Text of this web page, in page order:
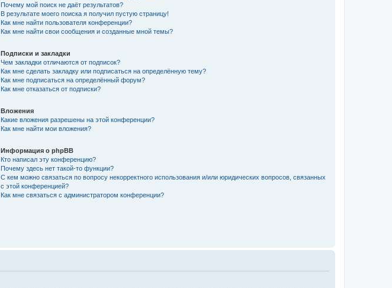
Почему мой поиск не даёт результатов?
В результате моего поиска я получил пустую страницу!
Как мне найти пользователя конференции?
Как мне найти свои сообщения и созданные мной темы?
Подписки и закладки
Чем закладки отличаются от подписок?
Как мне сделать закладку или подписаться на определённую тему?
Как мне подписаться на определённый форум?
Как мне отказаться от подписки?
Вложения
Какие вложения разрешены на этой конференции?
Как мне найти мои вложения?
Информация о phpBB
Кто написал эту конференцию?
Почему здесь нет такой-то функции?
С кем можно связаться по вопросу некорректного использования и/или юридических вопросов, связанных
с этой конференцией?
Как мне связаться с администратором конференции?